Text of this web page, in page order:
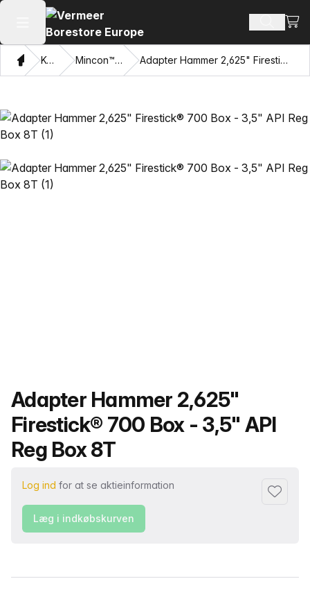
Åbn hovedmenuen SøgSe
HjemKatalog Mincon™ HDD hamre Adapter Hammer 2,625" Firestick® 700 Box - 3,5" API Reg Box 8T
Produktnavn
Adapter Hammer 2,625"
Firestick® 700 Box - 3,5" API
Reg Box 8T
Log ind for at se aktieinformation
Føj til
Læg i indkøbskurven